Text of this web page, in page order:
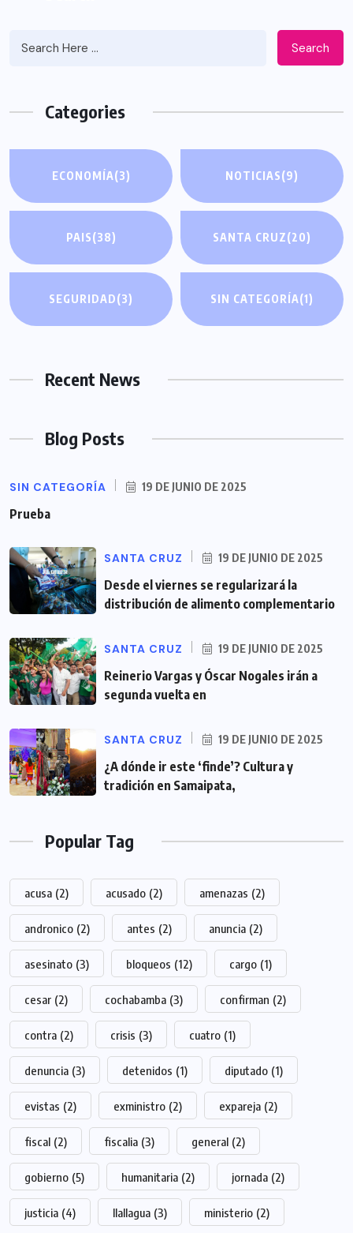
Search
Categories
ECONOMÍA(3) NOTICIAS(9)
PAIS(38) SANTA CRUZ(20)
SEGURIDAD(3) SIN CATEGORÍA(1)
Recent News
Blog Posts
SIN CATEGORÍA 19 DE JUNIO DE 2025
Prueba
SANTA CRUZ 19 DE JUNIO DE 2025
Desde el viernes se regularizará la
distribución de alimento complementario
SANTA CRUZ 19 DE JUNIO DE 2025
Reinerio Vargas y Óscar Nogales irán a
segunda vuelta en
SANTA CRUZ 19 DE JUNIO DE 2025
¿A dónde ir este ‘finde’? Cultura y
tradición en Samaipata,
Popular Tag
acusa (2) acusado (2) amenazas (2)
andronico (2) antes (2) anuncia (2)
asesinato (3) bloqueos (12) cargo (1)
cesar (2) cochabamba (3) confirman (2)
contra (2) crisis (3) cuatro (1)
denuncia (3) detenidos (1) diputado (1)
evistas (2) exministro (2) expareja (2)
fiscal (2) fiscalia (3) general (2)
gobierno (5) humanitaria (2) jornada (2)
justicia (4) llallagua (3) ministerio (2)